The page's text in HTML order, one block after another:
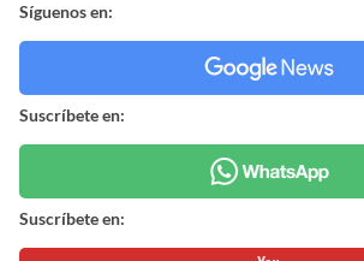
Síguenos en:
Suscríbete en:
Suscríbete en: